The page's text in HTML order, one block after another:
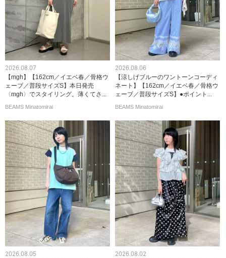
2026.08.07
【mgh】【162cm／イエベ春／骨格ウ
ェーブ／普段サイズS】本日発売
〈mgh〉でスタイリング。薄くてさ...
BEAMS Minatomirai
2026.08.06
【涼しげブルーのワントーンコーディ
ネート】【162cm／イエベ春／骨格ウ
ェーブ／普段サイズS】●ポイント...
BEAMS Minatomirai
2026.08.05 2026.08.02